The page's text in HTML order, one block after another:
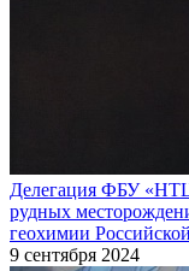
Делегация ФБУ
рудных
геохимии
9 сентября 2024